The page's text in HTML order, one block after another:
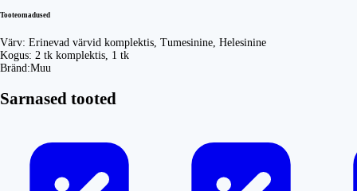
Tooteomadused
Värv: Erinevad värvid komplektis, Tumesinine, Helesinine
Kogus: 2 tk komplektis, 1 tk
Bränd:Muu
Sarnased tooted